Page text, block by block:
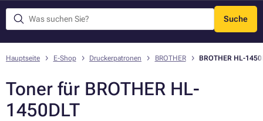
Suche
Menü
Hauptseite E-Shop Druckerpatronen BROTHER BROTHER HL-
Toner für BROTHER HL-
1450DLT